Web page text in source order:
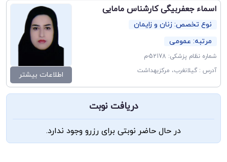
اسماء جعفربیگی کارشناس مامایی
نوع تخصص: زنان و زایمان
مرتبه: عمومی
شماره نظام پزشکی: 52178-م
آدرس : گیلانغرب، مرکزبهداشت
اطلاعات بیشتر
دریافت نوبت
در حال حاضر نوبتی برای رزرو وجود ندارد.